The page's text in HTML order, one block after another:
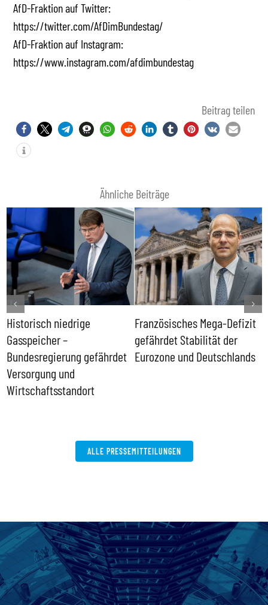
AfD-Fraktion auf Twitter:
https://twitter.com/AfDimBundestag/
AfD-Fraktion auf Instagram:
https://www.instagram.com/afdimbundestag
Beitrag teilen
Ähnliche Beiträge
Historisch niedrige
Gasspeicher –
Bundesregierung gefährdet
Versorgung und
Wirtschaftsstandort
Französisches Mega-Defizit
gefährdet Stabilität der
Eurozone und Deutschlands
ALLE PRESSEMITTEILUNGEN